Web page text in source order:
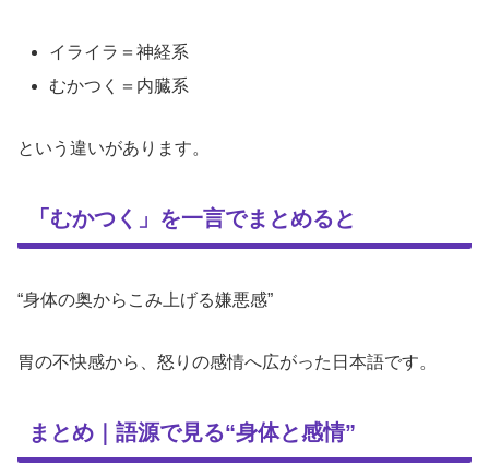
イライラ＝神経系
むかつく＝内臓系
という違いがあります。
「むかつく」を一言でまとめると
“身体の奥からこみ上げる嫌悪感”
胃の不快感から、怒りの感情へ広がった日本語です。
まとめ｜語源で見る“身体と感情”